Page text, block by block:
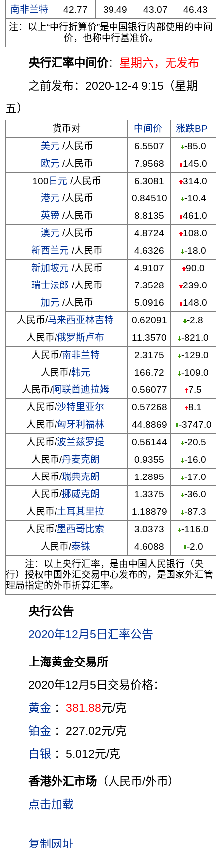
南非兰特
42.77 39.49 43.07
46.43
注：以上“中行折算价”是中国银行内部使用的中间
价，也称中行基准价。
央行汇率中间价： 星期六，无发布
之前发布：2020-12-4 9:15（星期
五）
货币对 中间价
涨跌BP
美元 /人民币 6.5507
-85.0
欧元 /人民币 7.9568
145.0
100 日元 /人民币 6.3081
314.0
港元 /人民币 0.84510
-10.4
英镑 /人民币 8.8135
461.0
澳元 /人民币 4.8724
108.0
新西兰元 /人民币 4.6326
-18.0
新加坡元 /人民币 4.9107
90.0
瑞士法郎 /人民币 7.3528
239.0
加元 /人民币 5.0916
148.0
人民币/马来西亚林吉特 0.62091
-2.8
人民币/俄罗斯卢布 11.3570
-821.0
人民币/南非兰特 2.3175
-129.0
人民币/韩元 166.72
-109.0
人民币/阿联酋迪拉姆 0.56077
7.5
人民币/沙特里亚尔 0.57268
8.1
人民币/匈牙利福林 44.8869
-3747.0
人民币/波兰兹罗提 0.56144
-20.5
人民币/丹麦克朗 0.9355
-16.0
人民币/瑞典克朗 1.2895
-17.0
人民币/挪威克朗 1.3375
-36.0
人民币/土耳其里拉 1.18879
-87.3
人民币/墨西哥比索 3.0373
-116.0
人民币/泰铢 4.6088
-2.0
注：以上央行汇率，是由中国人民银行（央
行）授权中国外汇交易中心发布的，是国家外汇管
理局指定的外币折算汇率。
央行公告
2020年12月5日汇率公告
上海黄金交易所
2020年12月5日交易价格：
黄金 ： 381.88元/克
铂金 ：227.02元/克
白银 ：5.012元/克
香港外汇市场 （人民币/外币）
点击加载